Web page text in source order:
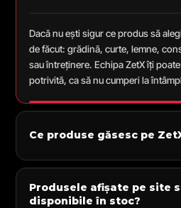
Dacă nu ești sigur ce produs să
de făcut: grădină, curte, lemne,
sau întreținere. Echipa ZetX îți
potrivită, ca să nu cumperi la
Ce produse găsesc pe
Produsele afișate pe site
disponibile în stoc?